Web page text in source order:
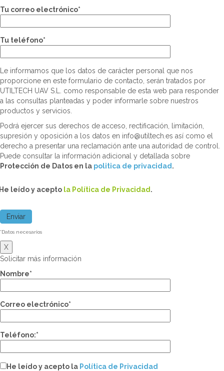
Tu correo electrónico*
Tu teléfono*
Le informamos que los datos de carácter personal que nos
proporcione en este formulario de contacto, serán tratados por
UTILTECH UAV S.L. como responsable de esta web para responder
a las consultas planteadas y poder informarle sobre nuestros
productos y servicios.
Podrá ejercer sus derechos de acceso, rectificación, limitación,
supresión y oposición a los datos en info@utiltech.es así como el
derecho a presentar una reclamación ante una autoridad de control.
Puede consultar la información adicional y detallada sobre
Protección de Datos en la politica de privacidad .
leído y acepto la Política de Privacidad .
*Datos necesarios
X
Solicitar más información
Nombre*
Correo electrónico*
Teléfono:*
He leído y acepto la Política de Privacidad